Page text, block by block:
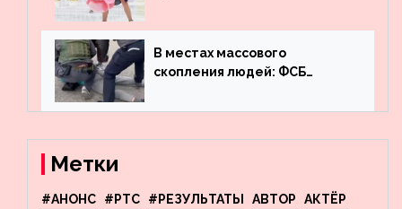
что обсуждают в мире
фигурного катания
В местах массового
скопления людей: ФСБ
террористов, планировавших
Метки
#АНОНС #РТС #РЕЗУЛЬТАТЫ АВТОР АКТЁР